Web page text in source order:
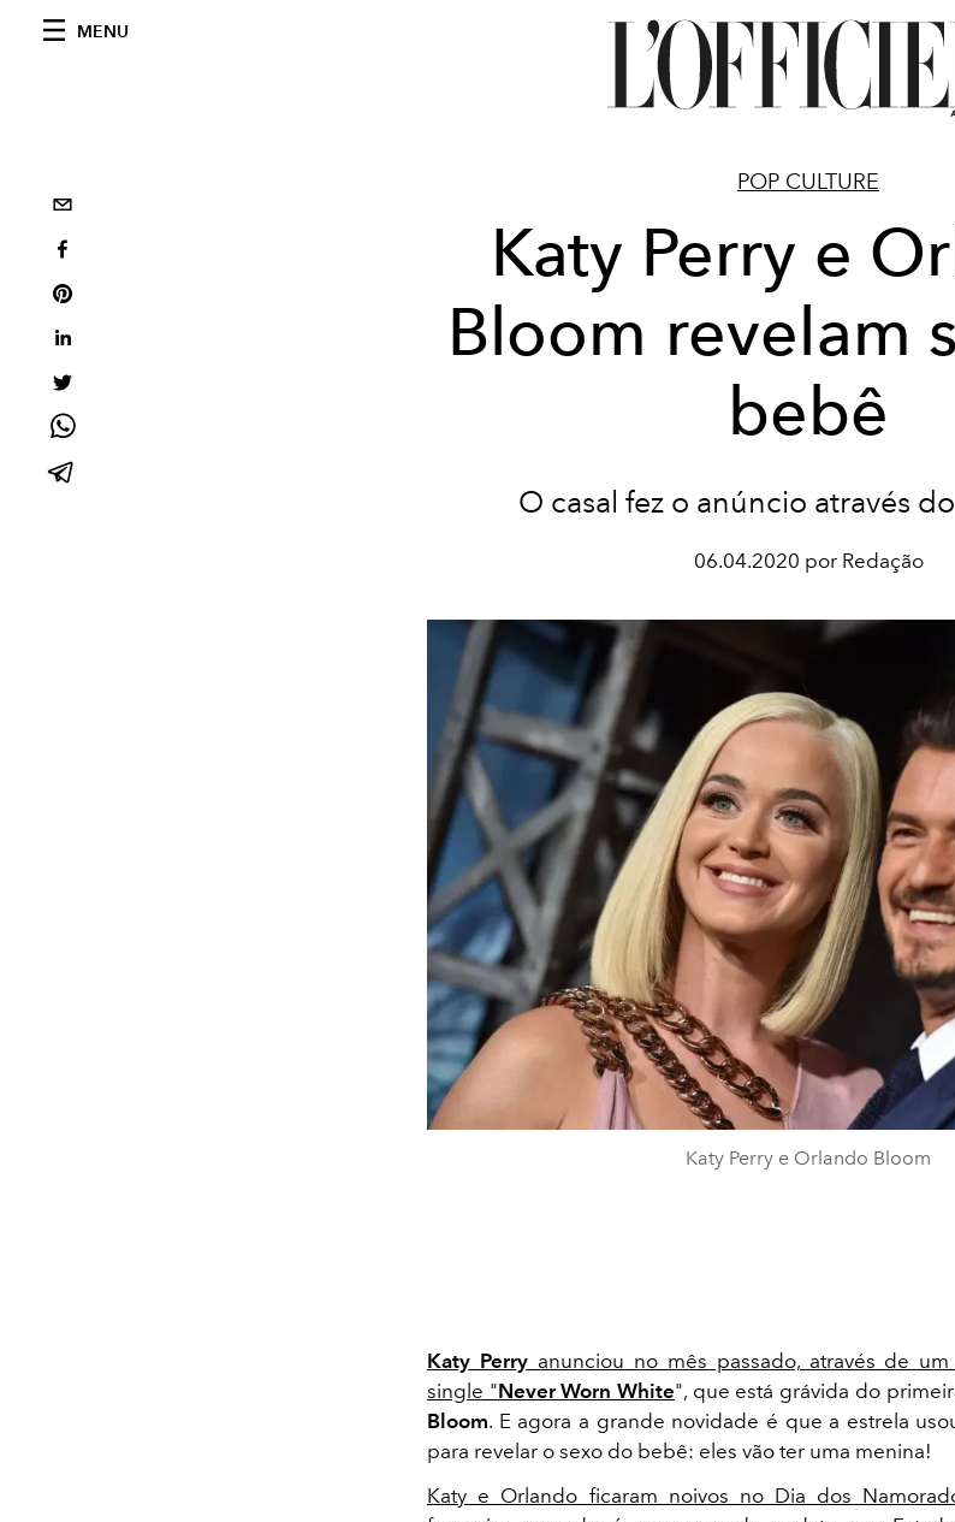
MENU
POP CULTURE
Katy Perry e
Bloom revelam
bebê
O casal fez o anúncio através
06.04.2020 por Redação
Katy Perry e Orlando Bloom
Katy Perryanunciou no mês passado, através de
single "Never Worn White", que está grávida do
Bloom. E agora a grande novidade é que a estrela
para revelar o sexo do bebê: eles vão ter uma menina!
Katy e Orlando ficaram noivos no Dia dos